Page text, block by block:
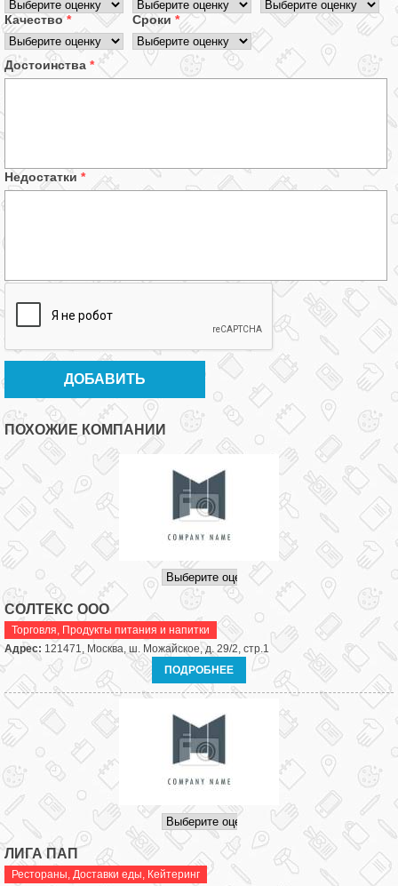
Качество* Сроки *
Достоинства *
Недостатки *
ПОХОЖИЕ КОМПАНИИ
СОЛТЕКС ООО
Торговля, Продукты питания и напитки
Адрес: 121471, Москва, ш. Можайское, д. 29/2, стр.1
ПОДРОБНЕЕ
ЛИГА ПАП
Рестораны, Доставки еды, Кейтеринг